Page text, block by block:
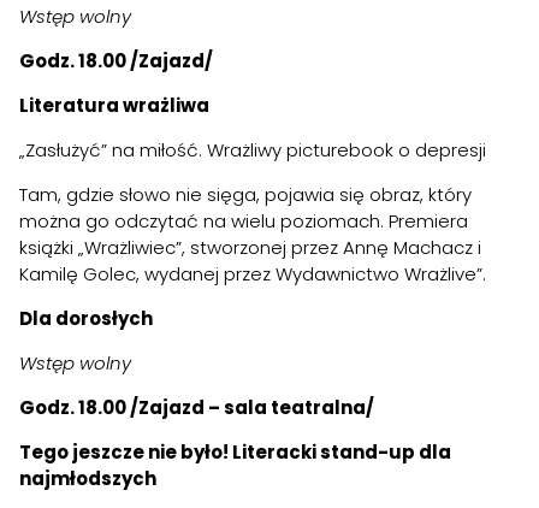
Wstęp wolny
Godz. 18.00 /Zajazd/
Literatura wrażliwa
„Zasłużyć” na miłość. Wrażliwy picturebook o depresji
Tam, gdzie słowo nie sięga, pojawia się obraz, który
można go odczytać na wielu poziomach. Premiera
książki „Wrażliwiec”, stworzonej przez Annę Machacz i
Kamilę Golec, wydanej przez Wydawnictwo Wrażlive”.
Dla dorosłych
Wstęp wolny
Godz. 18.00 /Zajazd – sala teatralna/
Tego jeszcze nie było! Literacki stand-up dla
najmłodszych